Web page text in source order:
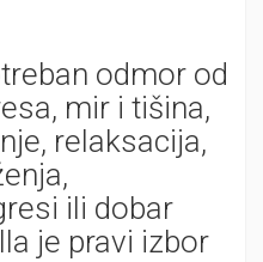
odmor od
mir i tišina,
relaksacija,
ili dobar
je pravi izbor